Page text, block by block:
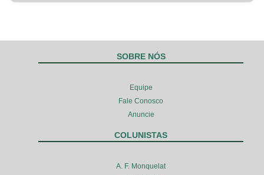
SOBRE NÓS
Equipe
Fale Conosco
Anuncie
COLUNISTAS
A. F. Monquelat